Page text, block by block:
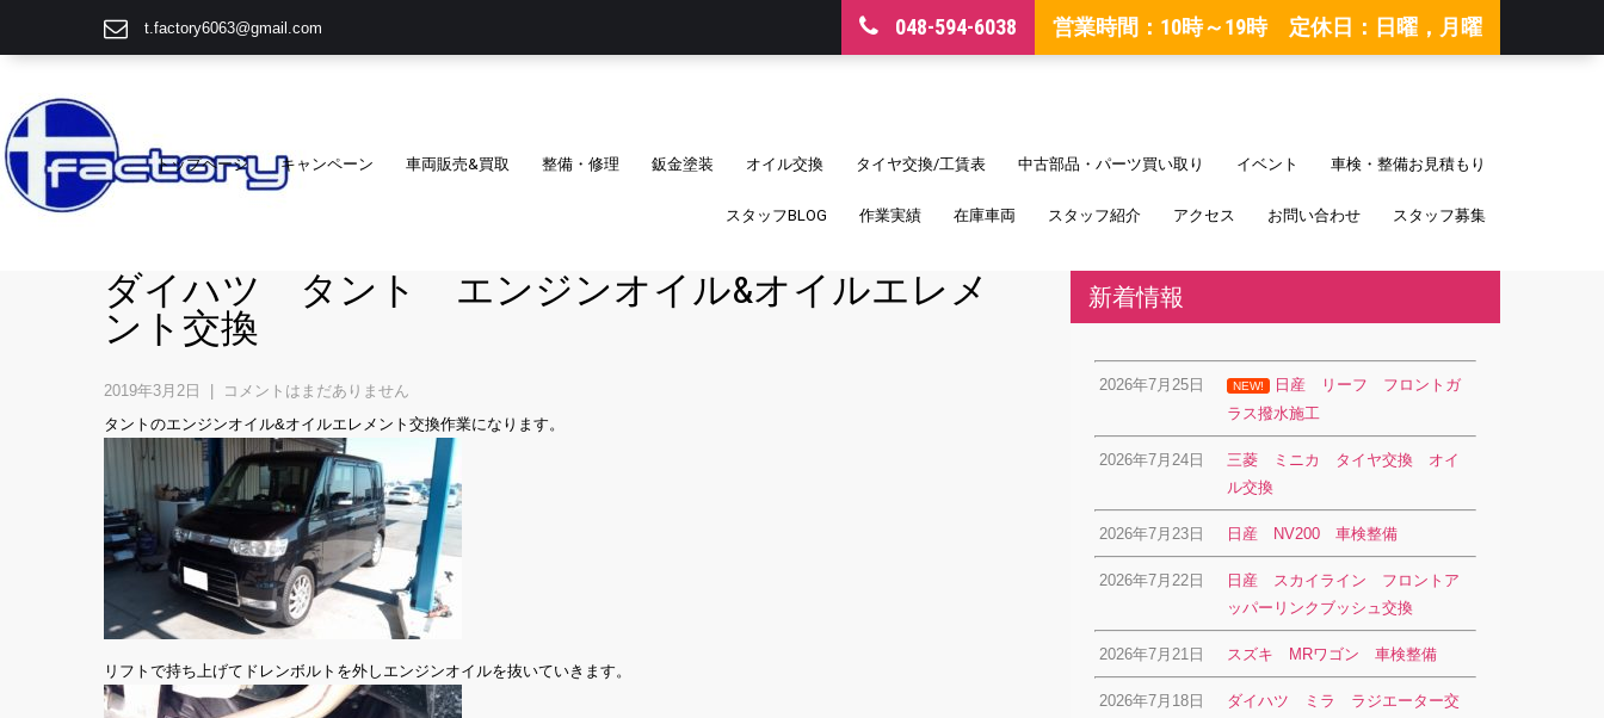
t.factory6063@gmail.com 048-594-6038 営業時間：10時～19時 定休日：日曜，月曜
トップページ キャンペーン 車両販売&買取 整備・修理 鈑金塗装 オイル交換 タイヤ交換/工賃表 中古部品・パーツ買い取り イベント 車検・整備お見積もり
スタッフBLOG 作業実績 在庫車両 スタッフ紹介 アクセス お問い合わせ スタッフ募集
ダイハツ タント エンジンオイル&オイルエレメ
ント交換
2019年3月2日
コメントはまだありません
タントのエンジンオイル&オイルエレメント交換作業になります。
リフトで持ち上げてドレンボルトを外しエンジンオイルを抜いていきます。
新着情報
2026年7月25日 NEW!
日産 リーフ フロントガ
ラス撥水施工
2026年7月24日
三菱 ミニカ タイヤ交換 オイ
ル交換
2026年7月23日 日産 NV200 車検整備
2026年7月22日
日産 スカイライン フロントア
ッパーリンクブッシュ交換
2026年7月21日 スズキ MRワゴン 車検整備
2026年7月18日
ダイハツ ミラ ラジエーター交